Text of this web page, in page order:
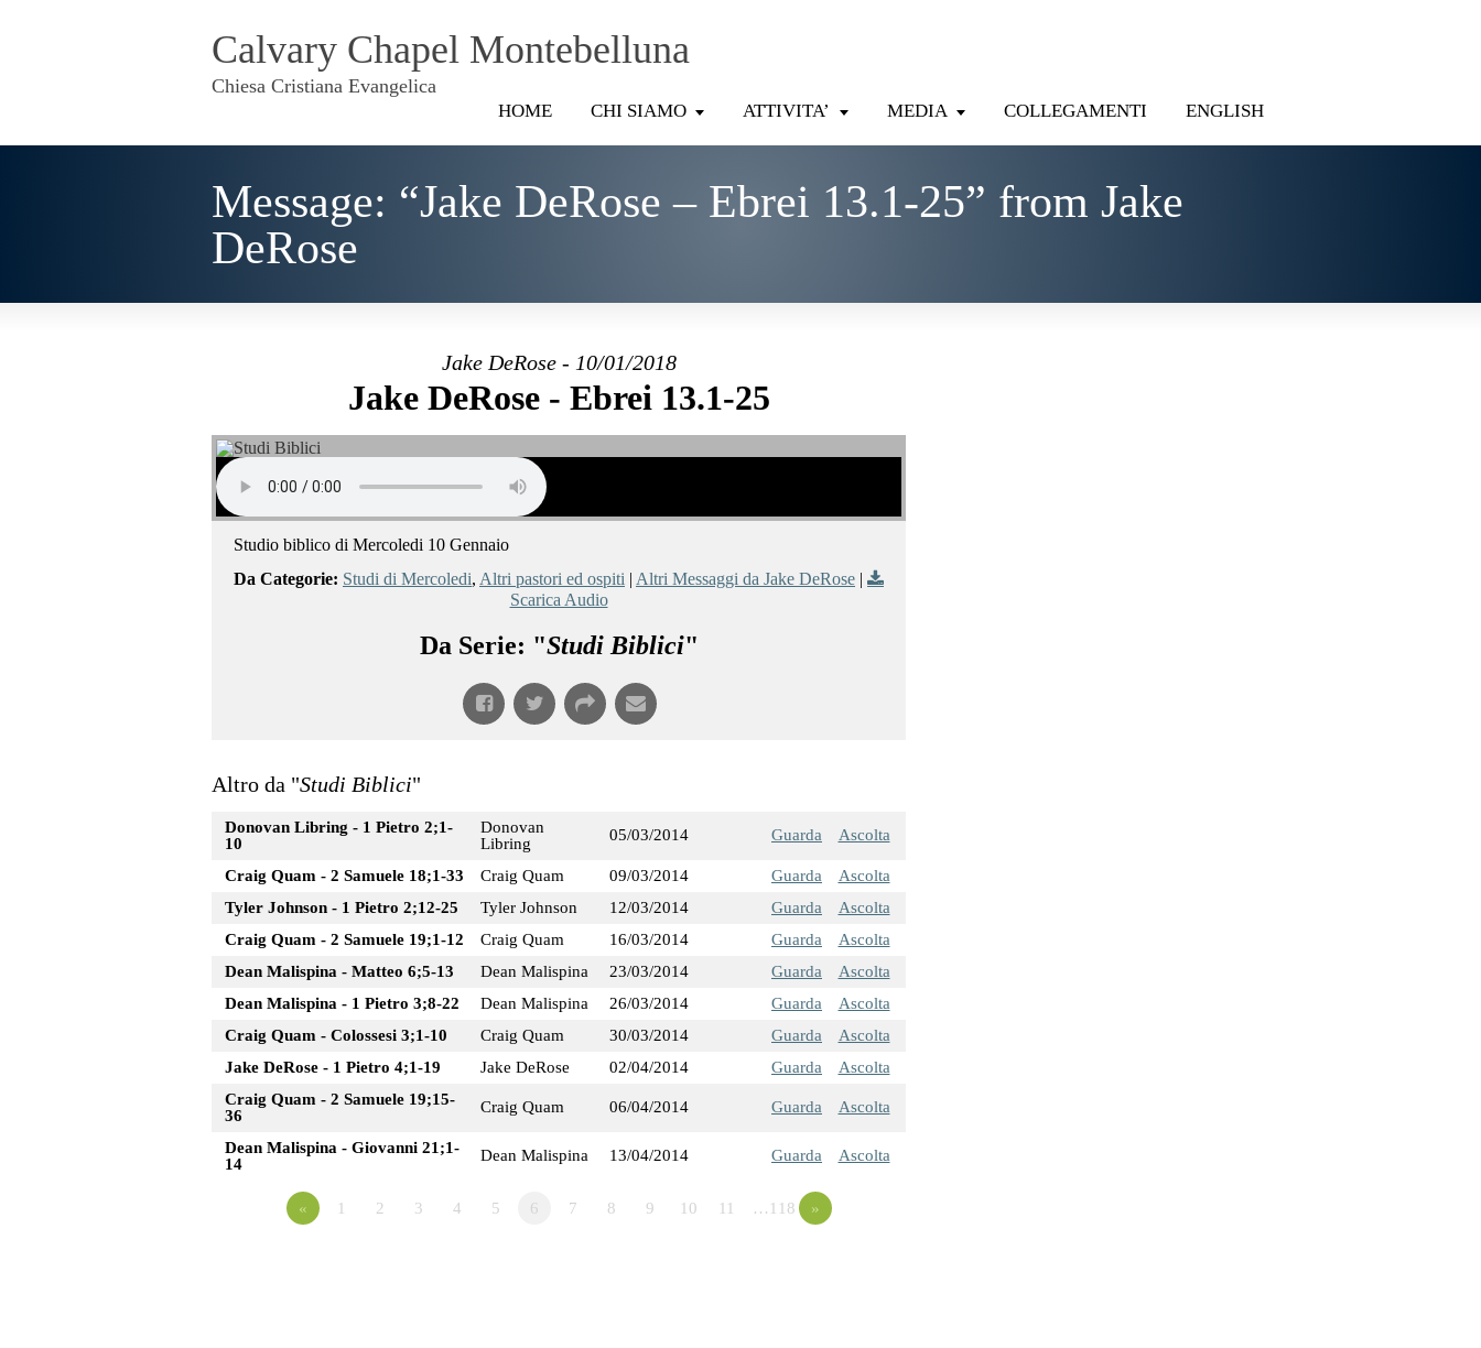
Calvary Chapel Montebelluna
Chiesa Cristiana Evangelica
HOME CHI SIAMO ATTIVITA’ MEDIA COLLEGAMENTI ENGLISH
Message: “Jake DeRose – Ebrei 13.1-25” from Jake
DeRose
Jake DeRose - 10/01/2018
Jake DeRose - Ebrei 13.1-25
Studio biblico di Mercoledi 10 Gennaio
Da Categorie: Studi di Mercoledi, Altri pastori ed ospiti | Altri Messaggi da Jake DeRose |
Scarica Audio
Da Serie: "Studi Biblici"
Altro da "Studi Biblici"
Donovan Libring - 1 Pietro 2;1-
10
Donovan
Libring
05/03/2014 Guarda Ascolta
Craig Quam - 2 Samuele 18;1-33 Craig Quam 09/03/2014 Guarda
Ascolta
Tyler Johnson - 1 Pietro 2;12-25
Tyler Johnson 12/03/2014 Guarda
Ascolta
Craig Quam - 2 Samuele 19;1-12
Craig Quam 16/03/2014 Guarda
Ascolta
Dean Malispina - Matteo 6;5-13
Dean Malispina 23/03/2014 Guarda
Ascolta
Dean Malispina - 1 Pietro 3;8-22
Dean Malispina 26/03/2014 Guarda
Ascolta
Craig Quam - Colossesi 3;1-10
Craig Quam 30/03/2014 Guarda
Ascolta
Jake DeRose - 1 Pietro 4;1-19
Jake DeRose 02/04/2014 Guarda
Ascolta
Craig Quam - 2 Samuele 19;15-
36
Craig Quam 06/04/2014 Guarda Ascolta
Dean Malispina - Giovanni 21;1-
14
Dean Malispina 13/04/2014 Guarda Ascolta
« 1 2 3 4 5 6 7 8 9 10 11 …118 »